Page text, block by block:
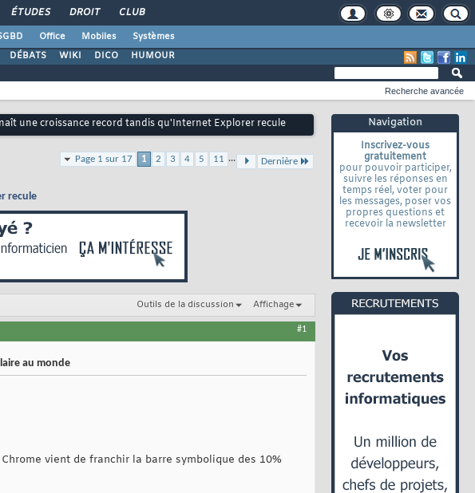
ÉTUDES DROIT CLUB
Office Mobiles
Systèmes
DÉBATS WIKI DICO HUMOUR
Navigation
Inscrivez-vous
gratuitement
pour pouvoir participer,
suivre les réponses en
temps réel, voter pour
les messages, poser vos
propres questions et
recevoir la newsletter
Recherche avancée
une croissance record tandis qu'Internet Explorer recule
Page 1 sur 17 1 2 3 4 5 11 ... Dernière
recule
Outils de la discussion Affichage
#1
au monde
vient de franchir la barre symbolique des 10%